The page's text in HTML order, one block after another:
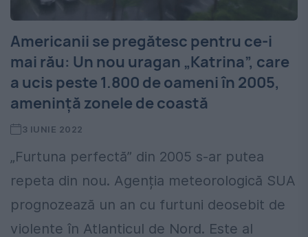
Americanii se pregătesc pentru ce-i
mai rău: Un nou uragan „Katrina”, care
a ucis peste 1.800 de oameni în 2005,
amenință zonele de coastă
3 IUNIE 2022
„Furtuna perfectă” din 2005 s-ar putea
repeta din nou. Agenția meteorologică SUA
prognozează un an cu furtuni deosebit de
violente în Atlanticul de Nord. Este al